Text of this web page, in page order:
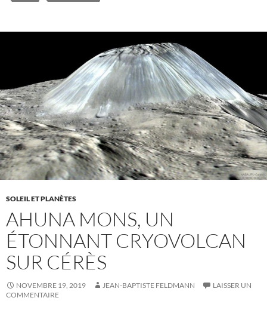
SOLEIL ET PLANÈTES
AHUNA MONS, UN
ÉTONNANT CRYOVOLCAN
SUR CÉRÈS
NOVEMBRE 19, 2019 JEAN-BAPTISTE FELDMANN
LAISSER UN
COMMENTAIRE